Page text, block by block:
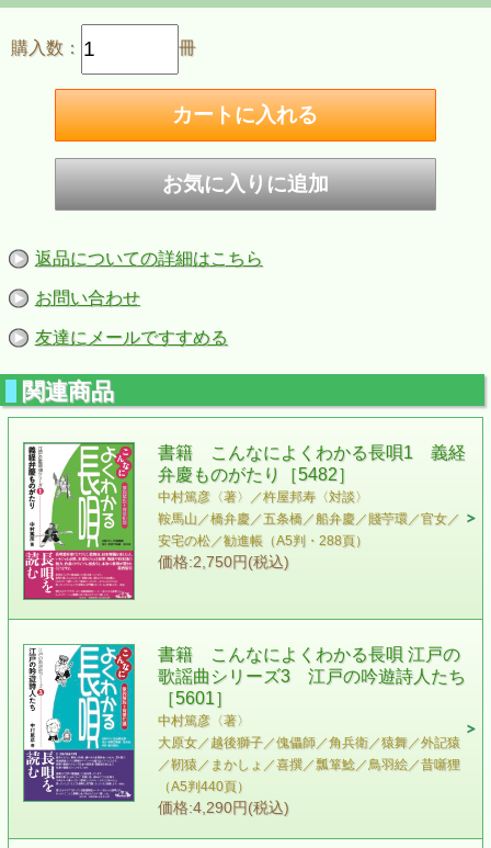
購入数： 冊
返品についての詳細はこちら
お問い合わせ
友達にメールですすめる
関連商品
書籍 こんなによくわかる長唄1 義経
弁慶ものがたり［5482］
中村篤彦〈著〉／杵屋邦寿〈対談〉
鞍馬山／橋弁慶／五条橋／船弁慶／賤苧環／官女／
安宅の松／勧進帳（A5判・288頁）
価格:2,750円(税込)
書籍 こんなによくわかる長唄 江戸の
歌謡曲シリーズ3 江戸の吟遊詩人たち
［5601］
中村篤彦〈著〉
大原女／越後獅子／傀儡師／角兵衛／猿舞／外記猿
／靭猿／まかしょ／喜撰／瓢箪鯰／鳥羽絵／昔噺狸
（A5判440頁）
価格:4,290円(税込)